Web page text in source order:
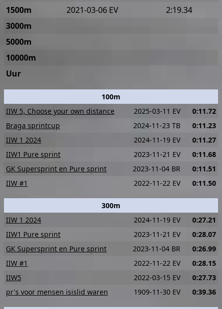
100m
IIW 5, Choose your own distance
2025-03-11 EV 0:11.72
Braga sprintcup
2024-11-23 TB 0:11.23
IIW 1 2024
2024-11-19 EV 0:11.27
IIW1 Pure sprint
2023-11-21 EV 0:11.68
GK Supersprint en Pure sprint
2023-11-04 BR 0:11.51
IIW #1
2022-11-22 EV 0:11.50
300m
IIW 1 2024
2024-11-19 EV 0:27.21
IIW1 Pure sprint
2023-11-21 EV 0:28.07
GK Supersprint en Pure sprint
2023-11-04 BR 0:26.99
IIW #1
2022-11-22 EV 0:28.15
IIW5
2022-03-15 EV 0:27.73
pr's voor mensen isislid waren
1909-11-30 EV 0:39.36
1500m
2021-03-06 EV
2:19.34
3000m
5000m
10000m
Uur